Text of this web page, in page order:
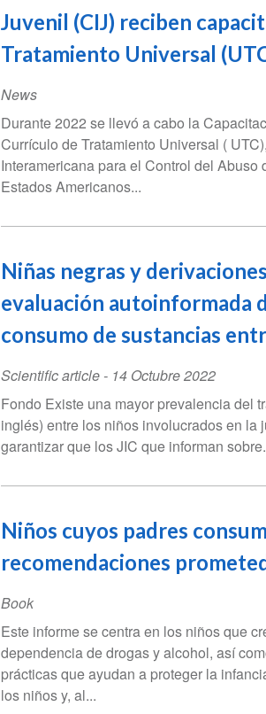
Juvenil (CIJ) reciben
Tratamiento Universal
News
Durante 2022 se llevó a cabo la
Currículo de Tratamiento Universal (
Interamericana para el Control del
Estados Americanos...
Niñas negras y
evaluación autoinformada
consumo de sustancias
Scientific article - 14 Octubre 2022
Fondo Existe una mayor prevalencia del
inglés) entre los niños involucrados en la
garantizar que los JIC que informan
Niños cuyos padres
recomendaciones
Book
Este informe se centra en los niños que
dependencia de drogas y alcohol, así
prácticas que ayudan a proteger la
los niños y, al...